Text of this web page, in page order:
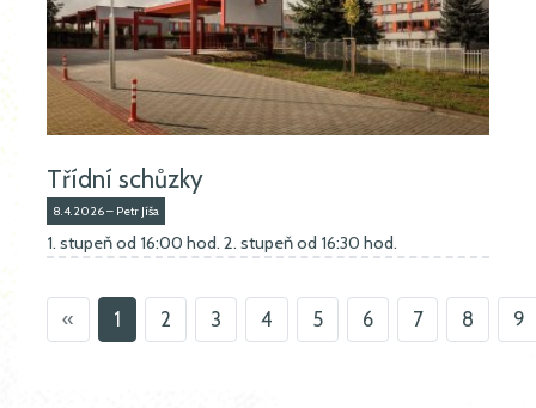
Třídní schůzky
8.4.2026 – Petr Jíša
1. stupeň od 16:00 hod. 2. stupeň od 16:30 hod.
« 1 2 3 4 5 6 7 8 9